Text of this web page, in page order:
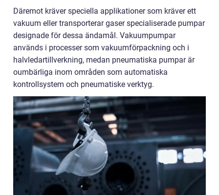
Däremot kräver speciella applikationer som kräver ett
vakuum eller transporterar gaser specialiserade pumpar
designade för dessa ändamål. Vakuumpumpar
används i processer som vakuumförpackning och i
halvledartillverkning, medan pneumatiska pumpar är
oumbärliga inom områden som automatiska
kontrollsystem och pneumatiske verktyg.